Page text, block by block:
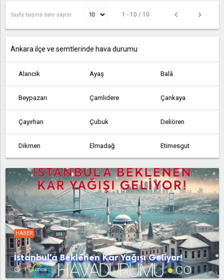
Sayfa başına satır sayısı: 1 - 10 / 10
Ankara ilçe ve semtlerinde hava durumu
Alancık Ayaş Balâ
Beypazarı Çamlıdere Çankaya
Çayırhan Çubuk Deliören
Dikmen Elmadağ Etimesgut
Etlik Feruz Köyü Fethiye
Güdül Güvem Hasanoğlan
Haymana Kabaca Kalecik
Karahamzalı Karşıyaka Kazan
Kerpiç Kızılcahamam Köy Enstitüsü
HABER
İstanbul'a Beklenen Kar Yağışı Geliyor!
access_time 1 yıl önce